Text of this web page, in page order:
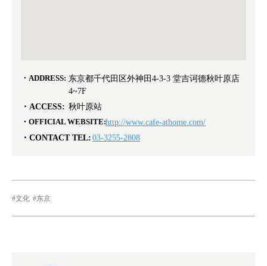
ADDRESS: 东京都千代田区外神田4-3-3 堂吉诃德秋叶原店
4~7F
ACCESS: 秋叶原站
OFFICIAL WEBSITE:http://www.cafe-athome.com/
CONTACT TEL: 03-3255-2808
文化 东京